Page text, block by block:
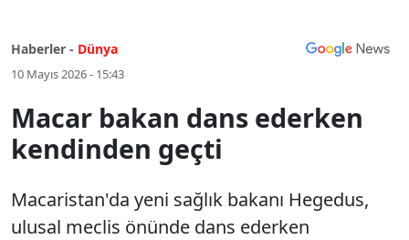
Haberler - Dünya
10 Mayıs 2026 - 15:43
Macar bakan dans ederken
kendinden geçti
Macaristan'da yeni sağlık bakanı Hegedus,
ulusal meclis önünde dans ederken